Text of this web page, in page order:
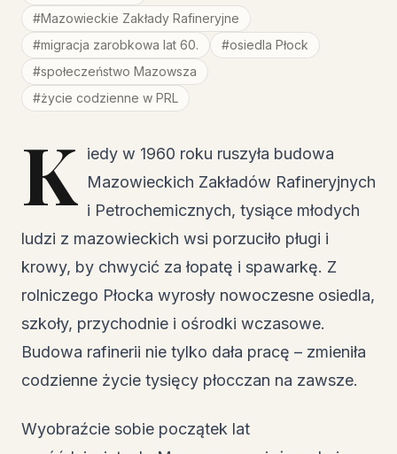
#Mazowieckie Zakłady Rafineryjne
#migracja zarobkowa lat 60. #osiedla Płock
#społeczeństwo Mazowsza
#życie codzienne w PRL
K iedy w 1960 roku ruszyła budowa
Mazowieckich Zakładów Rafineryjnych
i Petrochemicznych, tysiące młodych
ludzi z mazowieckich wsi porzuciło pługi i
krowy, by chwycić za łopatę i spawarkę. Z
rolniczego Płocka wyrosły nowoczesne osiedla,
szkoły, przychodnie i ośrodki wczasowe.
Budowa rafinerii nie tylko dała pracę – zmieniła
codzienne życie tysięcy płocczan na zawsze.
Wyobraźcie sobie początek lat